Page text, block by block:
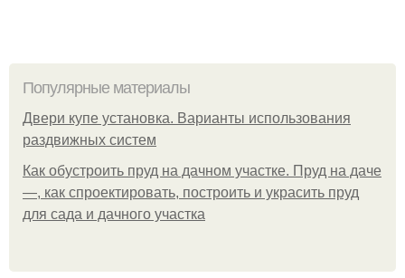
Популярные материалы
Двери купе установка. Варианты использования
раздвижных систем
Как обустроить пруд на дачном участке. Пруд на даче
—, как спроектировать, построить и украсить пруд
для сада и дачного участка